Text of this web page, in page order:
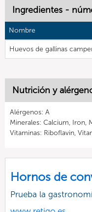
Ingredientes -
Nombre
Huevos de gallinas
Nutrición y
Alérgenos: A
Minerales: Calcium, Iron,
Vitaminas: Riboflavin,
Hornos de
Prueba la